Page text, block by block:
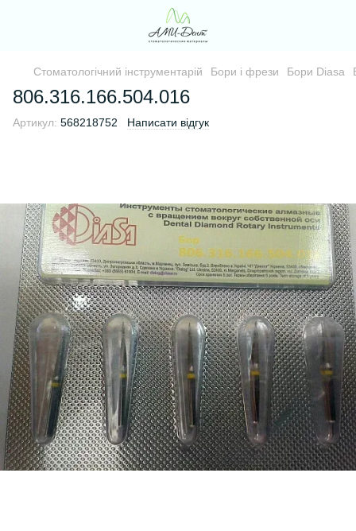
Стоматологічний інструментарій Бори і фрези Бори Diasa
806.316.166.504.016
Артикул: 568218752 Написати відгук